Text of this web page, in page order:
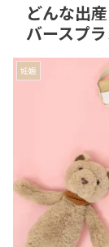
どんな出
バースプ
妊娠